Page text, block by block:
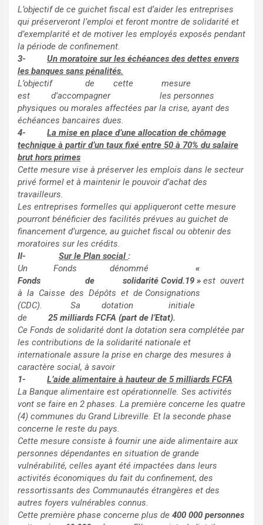
L’objectif de ce guichet fiscal est d’aider les entreprises
qui préserveront l’emploi et feront montre de solidarité et
d’exemplarité et de motiver les employés exposés pendant
la période de confinement.
3-
Un moratoire sur les échéances des dettes envers
les banques sans pénalités.
L’objectif de cette mesure
est d’accompagner
les personnes
physiques ou morales affectées par la crise, ayant des
échéances bancaires dues.
4-
La mise en place d’une allocation de chômage
technique à partir d’un taux fixé entre 50 à 70% du salaire
brut hors primes
Cette mesure vise à préserver les emplois dans le secteur
privé formel et à maintenir le pouvoir d’achat des
travailleurs.
Les entreprises formelles qui appliqueront cette mesure
pourront bénéficier des facilités prévues au guichet de
financement d’urgence, au guichet fiscal ou obtenir des
moratoires sur les crédits.
II-
Sur le Plan social :
Un
Fonds dénommé
«
Fonds de
solidarité Covid.19 » est ouvert
à la Caisse des Dépôts et de Consignations
(CDC). Sa dotation initiale
de
25milliards FCFA (part de l’Etat).
Ce Fonds de solidarité dont la dotation sera complétée par
les contributions de la solidarité nationale et
internationale assure la prise en charge des mesures à
caractère social, à savoir
1-
L’aide alimentaire à hauteur de 5 milliards FCFA
La Banque alimentaire est opérationnelle. Ses activités
vont se faire en 2 phases. La première concerne les quatre
(4) communes du Grand Libreville. Et la seconde phase
concerne le reste du pays.
Cette mesure consiste à fournir une aide alimentaire aux
personnes dépendantes en situation de grande
vulnérabilité, celles ayant été impactées dans leurs
activités économiques du fait du confinement, des
ressortissants des Communautés étrangères et des
autres foyers vulnérables connus.
Cette première phase concerne plus de 400 000 personnes